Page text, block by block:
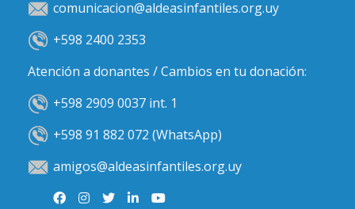
comunicacion@aldeasinfantiles.org.uy
+598 2400 2353
Atención a donantes / Cambios en tu donación:
+598 2909 0037 int. 1
+598 91 882 072 (WhatsApp)
amigos@aldeasinfantiles.org.uy